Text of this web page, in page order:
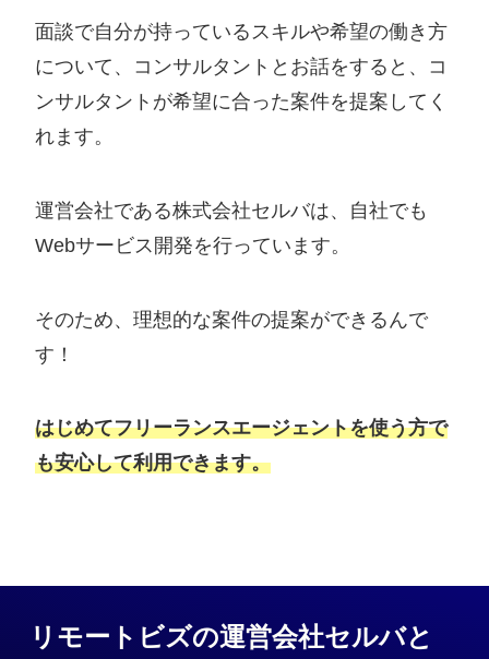
面談で自分が持っているスキルや希望の働き方
について、コンサルタントとお話をすると、コ
ンサルタントが希望に合った案件を提案してく
れます。
運営会社である株式会社セルバは、自社でも
Webサービス開発を行っています。
そのため、理想的な案件の提案ができるんで
す！
はじめてフリーランスエージェントを使う方で
も安心して利用できます。
リモートビズの運営会社セルバと